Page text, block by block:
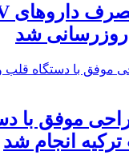
روزرسانی شد
موفق با
انجام شد